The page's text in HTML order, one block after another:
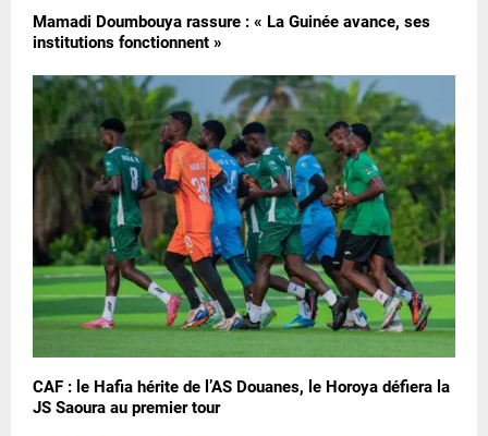
Mamadi Doumbouya rassure : « La Guinée avance, ses
institutions fonctionnent »
CAF : le Hafia hérite de l’AS Douanes, le Horoya défiera la
JS Saoura au premier tour